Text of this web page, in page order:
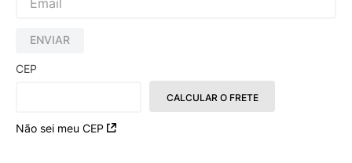
ENVIAR
CEP
Não sei meu CEP
CALCULAR O FRETE